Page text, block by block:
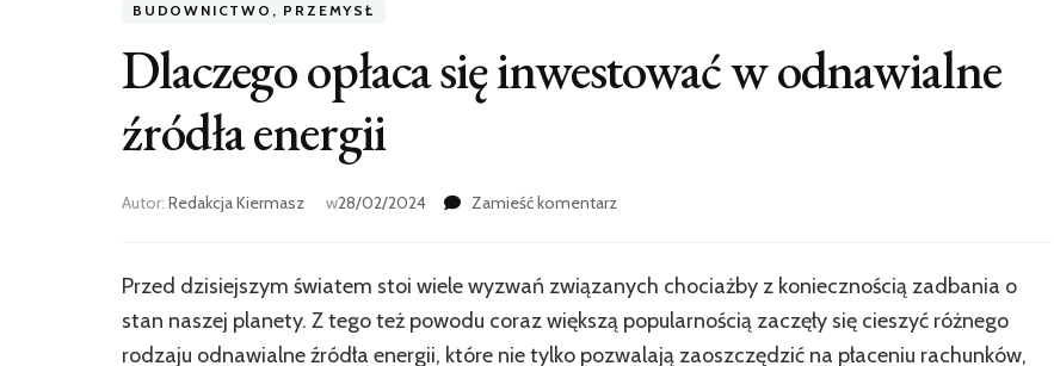
BUDOWNICTWO, PRZEMYSŁ
Dlaczego opłaca się inwestować w odnawialne
źródła energii
Autor: Redakcja Kiermasz w28/02/2024 Zamieść komentarzwe
opłaca
się
inwestować
w
Przed dzisiejszym światem stoi wiele wyzwań związanych chociażby z koniecznością zadbania o
stan naszej planety. Z tego też powodu coraz większą popularnością zaczęły się cieszyć różnego
rodzaju odnawialne źródła energii, które nie tylko pozwalają zaoszczędzić na płaceniu rachunków,